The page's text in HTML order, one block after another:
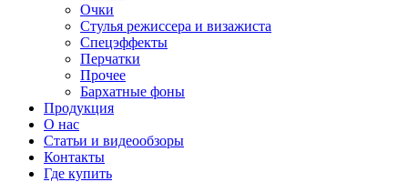
Очки
Стулья режиссера и визажиста
Спецэффекты
Перчатки
Прочее
Бархатные фоны
Продукция
О нас
Статьи и видеообзоры
Контакты
Где купить